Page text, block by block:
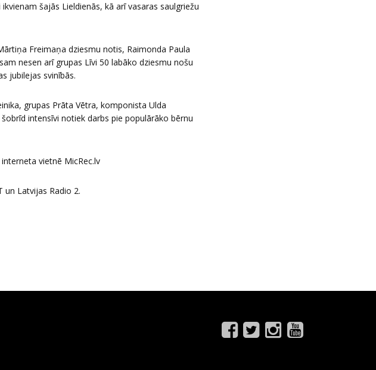
šajās Lieldienās, kā arī vasaras saulgriežu
Freimaņa dziesmu notis, Raimonda Paula
nesen arī grupas Līvi 50 labāko dziesmu nošu
jubilejas svinībās.
grupas Prāta Vētra, komponista Ulda
intensīvi notiek darbs pie populārāko bērnu
vietnē MicRec.lv
un Latvijas Radio 2.